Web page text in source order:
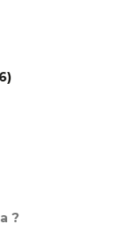
)
?